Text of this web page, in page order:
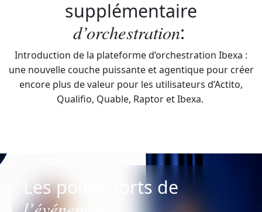
supplémentaire
d’orchestration:
Introduction de la plateforme d’orchestration Ibexa :
une nouvelle couche puissante et agentique pour créer
encore plus de valeur pour les utilisateurs d’Actito,
Qualifio, Quable, Raptor et Ibexa.
Les points forts de